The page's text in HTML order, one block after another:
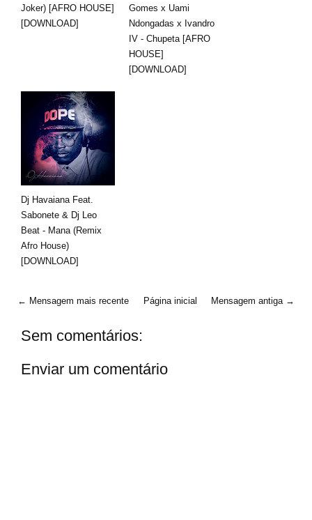
Joker) [AFRO HOUSE]
[DOWNLOAD]
Gomes x Uami
Ndongadas x Ivandro
IV - Chupeta [AFRO
HOUSE]
[DOWNLOAD]
Dj Havaiana Feat.
Sabonete & Dj Leo
Beat - Mana (Remix
Afro House)
[DOWNLOAD]
← Mensagem mais recente Mensagem antiga →
Página inicial
Sem comentários:
Enviar um comentário